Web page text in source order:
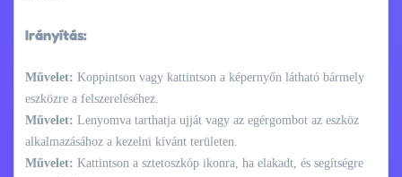
Irányítás:
Művelet: Koppintson vagy kattintson a képernyőn látható bármely
eszközre a felszereléséhez.
Művelet: Lenyomva tarthatja ujját vagy az egérgombot az eszköz
alkalmazásához a kezelni kívánt területen.
Művelet: Kattintson a sztetoszkóp ikonra, ha elakadt, és segítségre